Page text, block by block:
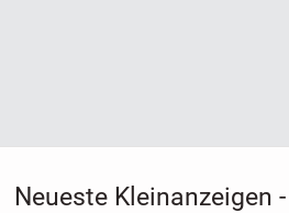
Neueste Kleinanzeigen